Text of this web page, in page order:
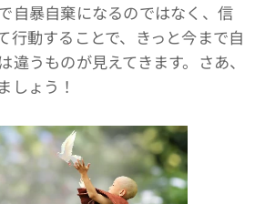
自暴自棄になるのではなく、信
行動することで、きっと今まで自
違うものが見えてきます。さあ、
しょう！